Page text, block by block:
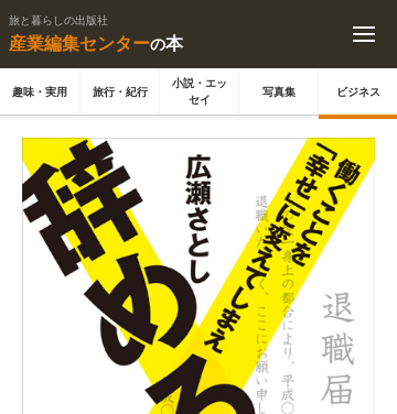
旅と暮らしの出版社
産業編集センターの本
趣味・実用 旅行・紀行
小説・エッ
セイ
写真集 ビジネス